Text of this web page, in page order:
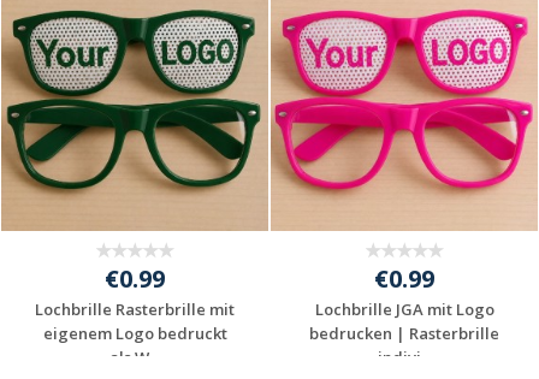
€0.99
Lochbrille Rasterbrille mit
eigenem Logo bedruckt
als W...
€0.99
Lochbrille JGA mit Logo
bedrucken | Rasterbrille
indivi...